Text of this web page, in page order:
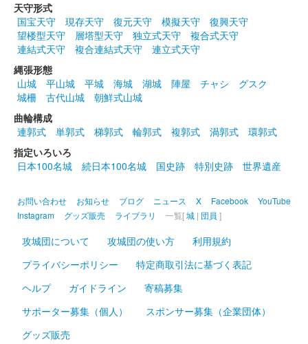
小幡城 御城印 秋限定信長版
200枚限定。
小幡城 御城印
長野剛氏による織田信長のイラストが入った御城印。群馬戦国御
城印サミットで先行販売されたのち、6月1日より現地販売。
1000枚限定。
小幡城 御城印 覇王系譜版
長野剛氏による織田信長のイラストが入った御城印。群馬戦国御
城印サミットで先行販売されたのち、6月1日より現地販売。
小幡城 御城印
天守形式
国宝天守
現存天守 復元天守 模擬天守
復興天守
望楼型天守
層塔型天守 独立式天守
複合式天守
連結式天守
複合連結式天守
連立式天守
縄張形態
山城
平山城 平城 海城 湖城 陣屋 チャシ
グスク
城柵
古代山城
朝鮮式山城
曲輪構成
連郭式
単郭式 梯郭式 輪郭式 複郭式 渦郭式
環郭式
指定いろいろ
日本100名城
続日本100名城 国史跡 特別史跡 世界遺産
お問い合わせ お知らせ ブログ ニュース X Facebook
YouTube
Instagram
グッズ販売 ライブラリ 一覧[城 | 団員 ]
攻城団について 攻城団の使い方
利用規約
プライバシーポリシー
特定商取引法に基づく表記
ヘルプ
ガイドライン
寄稿募集
サポーター募集（個人）
スポンサー募集（企業団体）
グッズ販売